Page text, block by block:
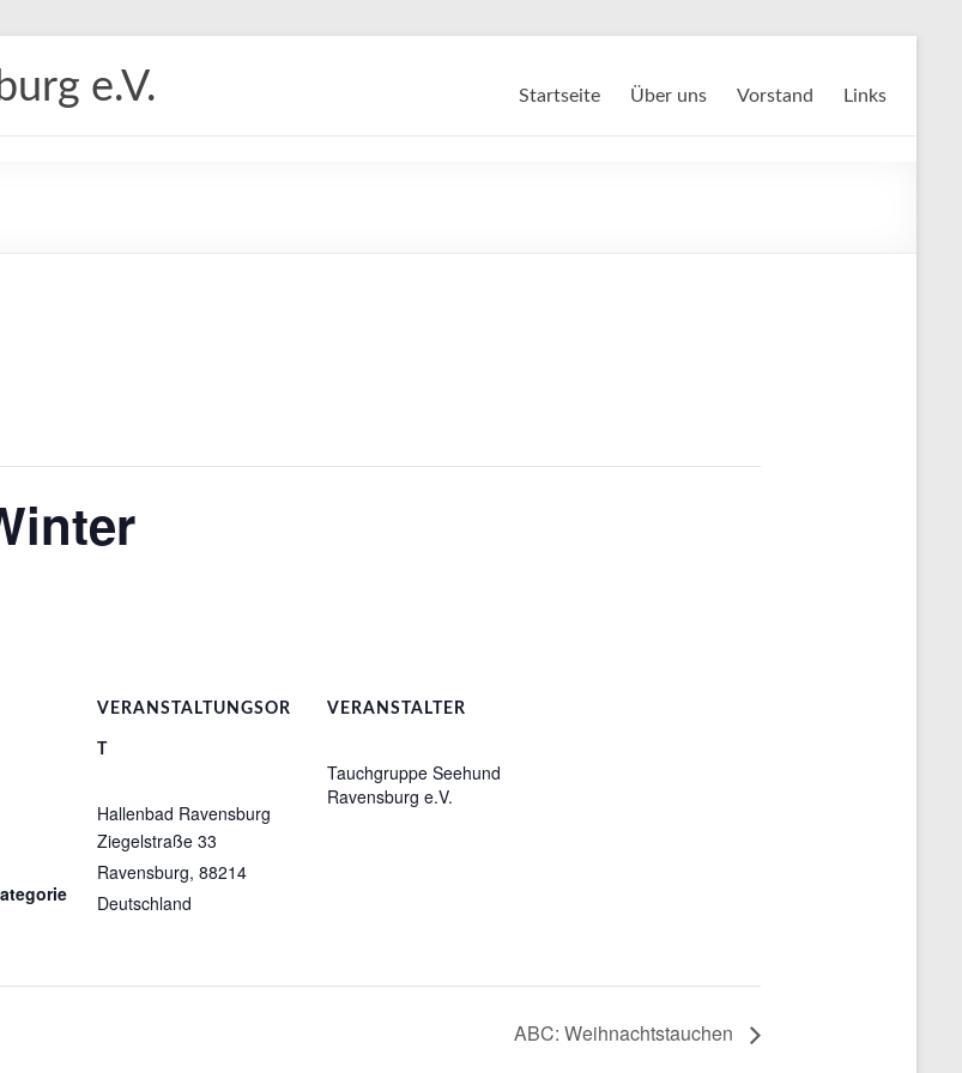
e.V. Startseite Über uns Vorstand Links
VERANSTALTUNGSOR
Hallenbad Ravensburg
Ziegelstraße 33
Ravensburg, 88214
Deutschland
VERANSTALTER
Tauchgruppe Seehund
Ravensburg e.V.
ABC: Weihnachtstauchen